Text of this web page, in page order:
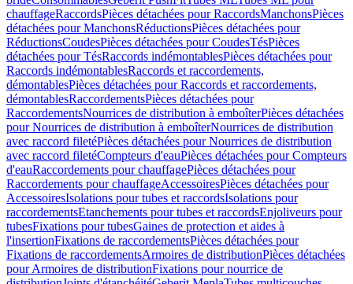
chauffageRaccordsPièces détachées pour RaccordsManchonsPièces
détachées pour ManchonsRéductionsPièces détachées pour
RéductionsCoudesPièces détachées pour CoudesTésPièces
détachées pour TésRaccords indémontablesPièces détachées pour
Raccords indémontablesRaccords et raccordements,
démontablesPièces détachées pour Raccords et raccordements,
démontablesRaccordementsPièces détachées pour
RaccordementsNourrices de distribution à emboîterPièces détachées
pour Nourrices de distribution à emboîterNourrices de distribution
avec raccord filetéPièces détachées pour Nourrices de distribution
avec raccord filetéCompteurs d'eauPièces détachées pour Compteurs
d'eauRaccordements pour chauffagePièces détachées pour
Raccordements pour chauffageAccessoiresPièces détachées pour
AccessoiresIsolations pour tubes et raccordsIsolations pour
raccordementsEtanchements pour tubes et raccordsEnjoliveurs pour
tubesFixations pour tubesGaines de protection et aides à
l'insertionFixations de raccordementsPièces détachées pour
Fixations de raccordementsArmoires de distributionPièces détachées
pour Armoires de distributionFixations pour nourrice de